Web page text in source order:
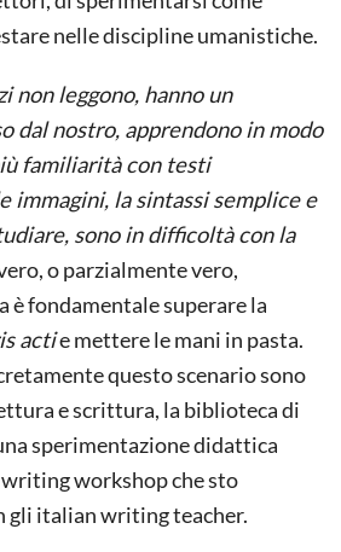
nelle discipline umanistiche.
non leggono, hanno un
dal nostro, apprendono in modo
familiarità con testi
immagini, la sintassi semplice e
sono in difficoltà con la
o parzialmente vero,
è fondamentale superare la
actie mettere le mani in pasta.
questo scenario sono
e scrittura, la biblioteca di
sperimentazione didattica
workshop che sto
gli italian writing teacher.